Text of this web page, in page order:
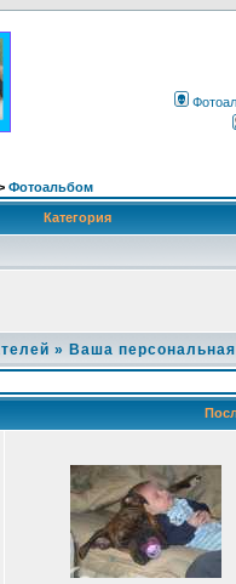
Фотоальбом
Категория
» Ваша